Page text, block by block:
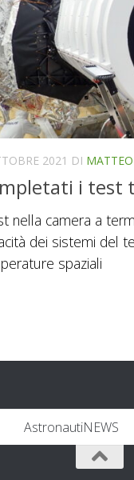
2021 DI
i test
nella camera a
dei sistemi del
spaziali
AstronautiNEWS